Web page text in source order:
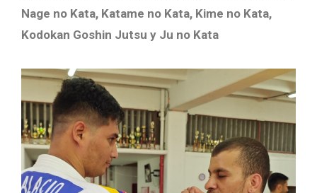
Nage no Kata, Katame no Kata, Kime no Kata,
Kodokan Goshin Jutsu y Ju no Kata